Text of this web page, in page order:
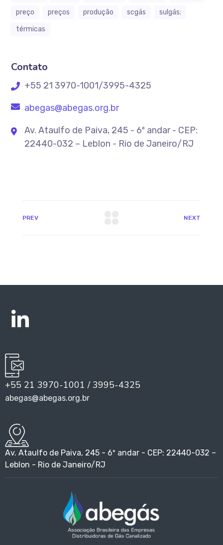
preço
preços produção scgás
sulgás;
térmicas
Contato
+55 21 3970-1001/3995-4325
abegas@abegas.org.br
Av. Ataulfo de Paiva, 245 - 6º andar - CEP:
22440-032 – Leblon - Rio de Janeiro/RJ
PREV NEXT
+55 21 3970-1001 / 3995-4325
abegas@abegas.org.br
Av. Ataulfo de Paiva, 245 - 6º andar - CEP: 22440-032 –
Leblon - Rio de Janeiro/RJ